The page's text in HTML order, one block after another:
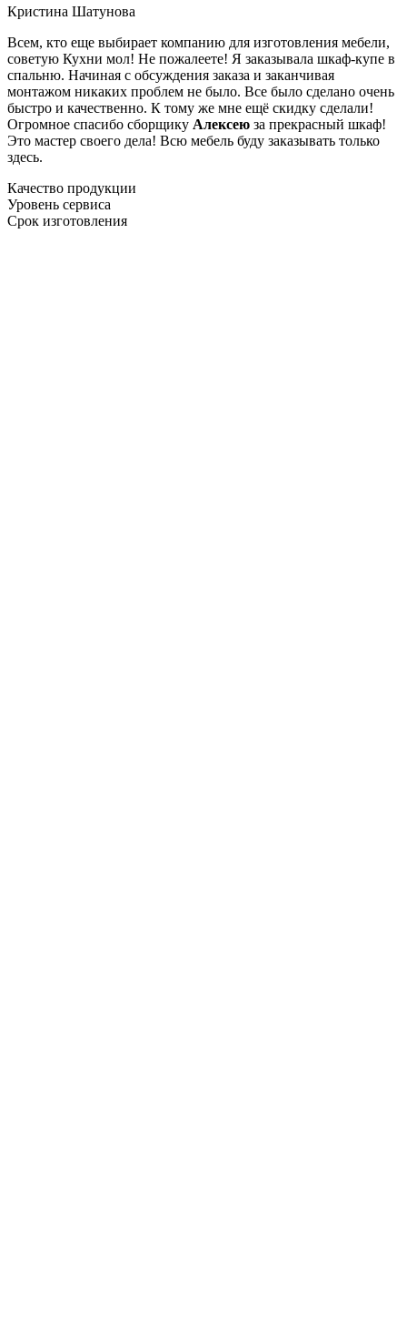
Кристина Шатунова
Всем, кто еще выбирает компанию для изготовления мебели,
советую Кухни мол! Не пожалеете! Я заказывала шкаф-купе в
спальню. Начиная с обсуждения заказа и заканчивая
монтажом никаких проблем не было. Все было сделано очень
быстро и качественно. К тому же мне ещё скидку сделали!
Огромное спасибо сборщику Алексею за прекрасный шкаф!
Это мастер своего дела! Всю мебель буду заказывать только
здесь.
Качество продукции
Уровень сервиса
Срок изготовления